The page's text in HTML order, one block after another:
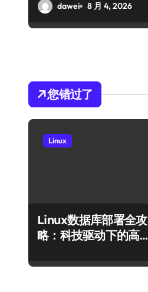
dawei 8 月 4, 2026
您错过了
Linux
Linux数据库部署全攻
略：科技驱动下的高效